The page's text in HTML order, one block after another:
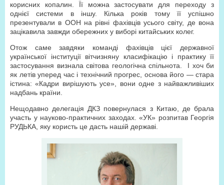
корисних копалин. Її можна застосувати для переходу з
однієї системи в іншу. Кілька років тому її успішно
презентували в ООН на рівні фахівців усього світу, де вона
зацікавила завжди обережних у виборі китайських колег.
Отож саме завдяки команді фахівців цієї державної
української інституції вітчизняну класифікацію і практику її
застосування визнала світова геологічна спільнота. І хоч би
як летів уперед час і технічний прогрес, основа його — стара
істина: «Кадри вирішують усе», вони одне з найважливіших
надбань країни.
Нещодавно делегація ДКЗ повернулася з Китаю, де брала
участь у науково-практичних заходах. «УК» розпитав Георгія
РУДЬКА, яку користь це дасть нашій державі.